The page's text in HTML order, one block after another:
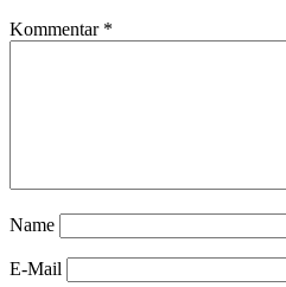
Kommentar *
Name
E-Mail